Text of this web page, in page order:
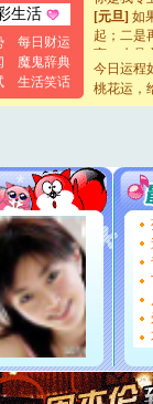
生活
每日财运
魔鬼辞典
生活笑话
[元旦] 如
起；二是
离。水晶
[元旦]当
泣，这痛
卖了。水
[春节]传
片叶子
送你一棵
[圣诞节]
你太多
要平安
[圣诞节]
能正大
天都要快
[圣诞节]
如意,快
[元旦]看
今日运程
桃花运，